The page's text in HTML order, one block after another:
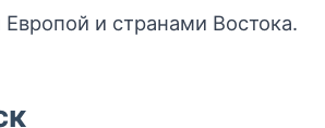
и странами Востока.